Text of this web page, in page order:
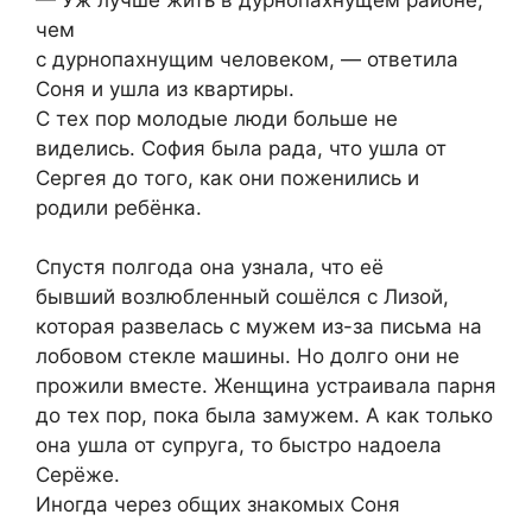
чем
с дурнопахнущим человеком, — ответила
Соня и ушла из квартиры.
С тех пор молодые люди больше не
виделись. София была рада, что ушла от
Сергея до того, как они поженились и
родили ребёнка.
Спустя полгода она узнала, что её
бывший возлюбленный сошёлся с Лизой,
которая развелась с мужем из-за письма на
лобовом стекле машины. Но долго они не
прожили вместе. Женщина устраивала парня
до тех пор, пока была замужем. А как только
она ушла от супруга, то быстро надоела
Серёже.
Иногда через общих знакомых Соня